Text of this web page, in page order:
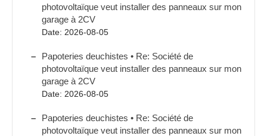
photovoltaïque veut installer des panneaux sur mon
garage à 2CV
Date: 2026-08-05
Papoteries deuchistes • Re: Société de
photovoltaïque veut installer des panneaux sur mon
garage à 2CV
Date: 2026-08-05
Papoteries deuchistes • Re: Société de
photovoltaïque veut installer des panneaux sur mon